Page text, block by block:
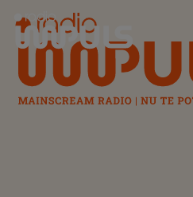
Radio Impuls